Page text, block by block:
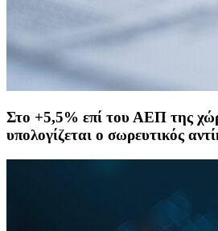
Στο +5,5% επί του ΑΕΠ της
υπολογίζεται ο σωρευτικός